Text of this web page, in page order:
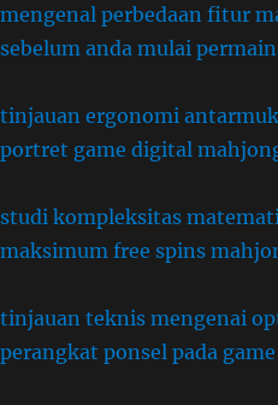
mengenal perbedaan fitur
sebelum anda mulai
tinjauan ergonomi
portret game digital
studi kompleksitas
maksimum free spins
tinjauan teknis mengenai
perangkat ponsel pada